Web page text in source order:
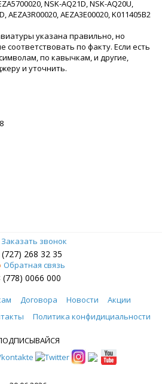
NSK-AQ21D, NSK-AQ20U,
AEZA3R00020, AEZA3E00020, K011405B2
указана правильно, но
соответствовать по факту. Если есть
по кавычкам, и другие,
и уточнить.
Заказать звонок
268 32 35
Обратная связь
(778) 0066 000
Договора Новости
Акции
Политика конфидициальности